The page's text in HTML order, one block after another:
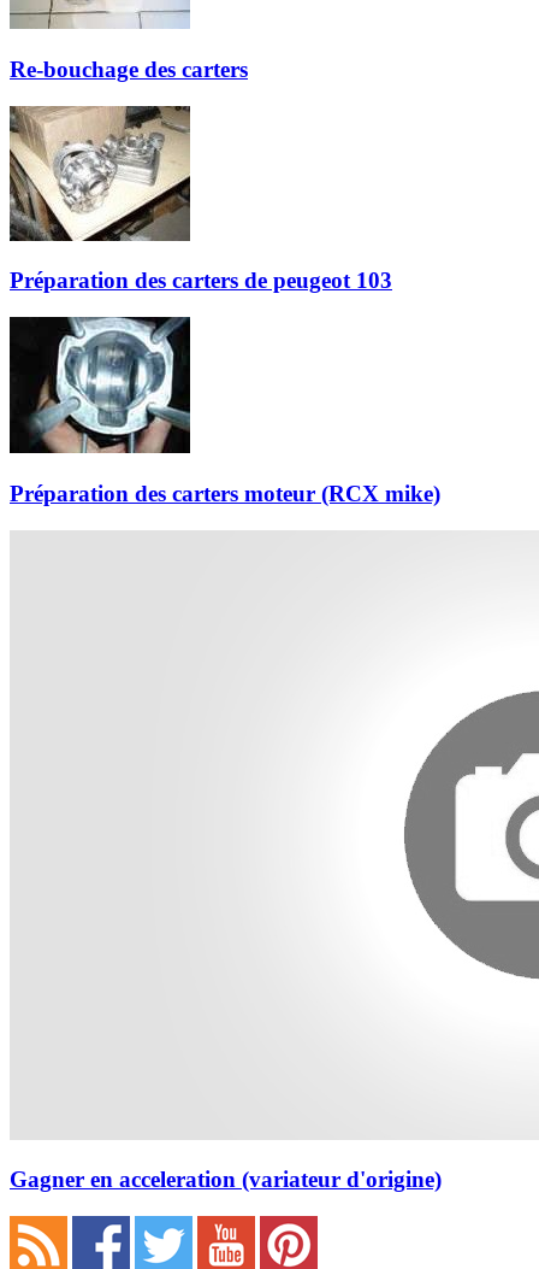
Re-bouchage des carters
Préparation des carters de peugeot 103
Préparation des carters moteur (RCX mike)
Gagner en acceleration (variateur d'origine)